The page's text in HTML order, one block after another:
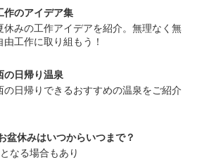
作のアイデア集
休みの工作アイデアを紹介。無理なく無
工作に取り組もう！
の日帰り温泉
の日帰りできるおすすめの温泉をご紹介
盆休みはいつからいつまで？
なる場合もあり